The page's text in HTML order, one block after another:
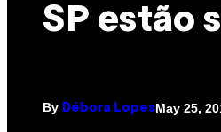
SP estão
By Débora LopesMay 25,